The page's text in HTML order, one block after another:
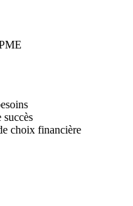
choix financière